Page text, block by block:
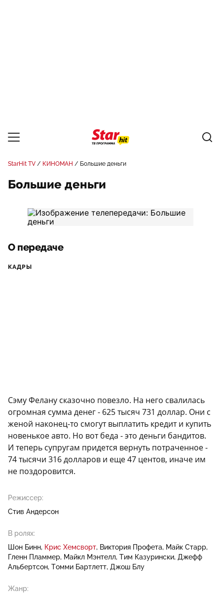
StarHit TV КИНОМАН Большие деньги
Большие деньги
О передаче
КАДРЫ
Сэму Фелану сказочно повезло. На него свалилась
огромная сумма денег - 625 тысяч 731 доллар. Они с
женой наконец-то смогут выплатить кредит и купить
новенькое авто. Но вот беда - это деньги бандитов.
И теперь супругам придется вернуть потраченное -
74 тысячи 316 долларов и еще 47 центов, иначе им
не поздоровится.
Режиссер:
Стив Андерсон
В ролях:
Шон Бинн Крис Хемсворт Виктория Профета
Майк Старр
Гленн Пламмер Майкл Мэнтелл Тим Казурински Джефф
Альбертсон Томми Бартлетт Джош Блу
Жанр: